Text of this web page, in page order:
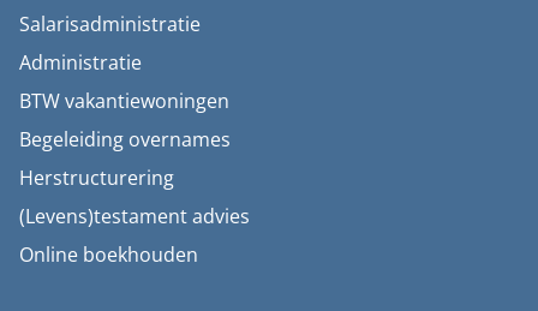
Salarisadministratie
Administratie
BTW vakantiewoningen
Begeleiding overnames
Herstructurering
(Levens)testament advies
Online boekhouden